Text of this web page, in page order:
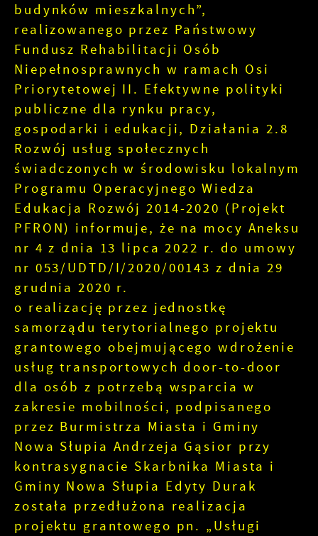
budynków mieszkalnych”,
realizowanego przez Państwowy
Fundusz Rehabilitacji Osób
Niepełnosprawnych w ramach Osi
Priorytetowej II. Efektywne polityki
publiczne dla rynku pracy,
gospodarki i edukacji, Działania 2.8
Rozwój usług społecznych
świadczonych w środowisku lokalnym
Programu Operacyjnego Wiedza
Edukacja Rozwój 2014-2020 (Projekt
PFRON) informuje, że na mocy Aneksu
nr 4 z dnia 13 lipca 2022 r. do umowy
nr 053/UDTD/I/2020/00143 z dnia 29
grudnia 2020 r.
o realizację przez jednostkę
samorządu terytorialnego projektu
grantowego obejmującego wdrożenie
usług transportowych door-to-door
dla osób z potrzebą wsparcia w
zakresie mobilności, podpisanego
przez Burmistrza Miasta i Gminy
Nowa Słupia Andrzeja Gąsior przy
kontrasygnacie Skarbnika Miasta i
Gminy Nowa Słupia Edyty Durak
została przedłużona realizacja
projektu grantowego pn. „Usługi